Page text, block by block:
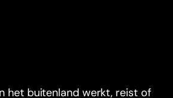
het buitenland werkt, reist of